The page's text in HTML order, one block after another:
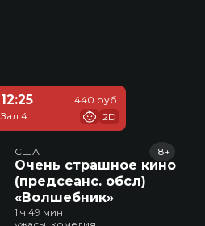
12:25
Зал 4
440 руб.
2D
США
Очень страшное кино
(предсеанс. обсл)
«Волшебник»
18+
1 ч 49 мин
ужасы, комедия